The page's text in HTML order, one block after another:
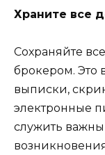
Храните все
Сохраняйте
брокером. Это
выписки,
электронные
служить